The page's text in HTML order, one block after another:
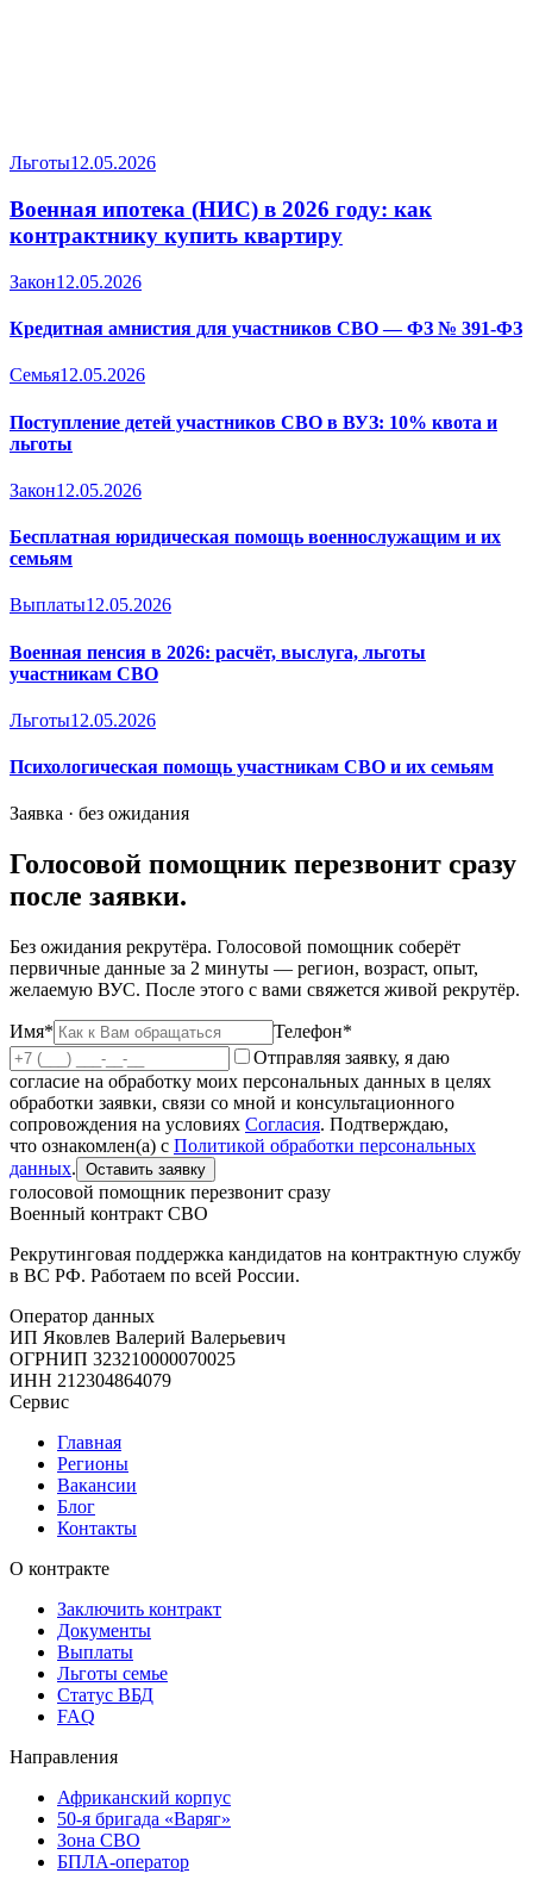
Льготы12.05.2026
Военная ипотека (НИС) в 2026 году: как
контрактнику купить квартиру
Закон12.05.2026
Кредитная амнистия для участников СВО — ФЗ № 391-ФЗ
Семья12.05.2026
Поступление детей участников СВО в ВУЗ: 10% квота и
льготы
Закон12.05.2026
Бесплатная юридическая помощь военнослужащим и их
семьям
Выплаты12.05.2026
Военная пенсия в 2026: расчёт, выслуга, льготы
участникам СВО
Льготы12.05.2026
Психологическая помощь участникам СВО и их семьям
Заявка · без ожидания
Голосовой помощник перезвонит сразу
после заявки.
Без ожидания рекрутёра. Голосовой помощник соберёт
первичные данные за 2 минуты — регион, возраст, опыт,
желаемую ВУС. После этого с вами свяжется живой рекрутёр.
Имя*
Телефон*
Отправляя заявку, я даю
согласие на обработку моих персональных данных в целях
обработки заявки, связи со мной и консультационного
сопровождения на условиях Согласия. Подтверждаю,
что ознакомлен(а) с Политикой обработки персональных
данных. Оставить заявку
голосовой помощник перезвонит сразу
Военный контракт СВО
Рекрутинговая поддержка кандидатов на контрактную службу
в ВС РФ. Работаем по всей России.
Оператор данных
ИП Яковлев Валерий Валерьевич
ОГРНИП 323210000070025
ИНН 212304864079
Сервис
Главная
Регионы
Вакансии
Блог
Контакты
О контракте
Заключить контракт
Документы
Выплаты
Льготы семье
Статус ВБД
FAQ
Направления
Африканский корпус
50-я бригада «Варяг»
Зона СВО
БПЛА-оператор